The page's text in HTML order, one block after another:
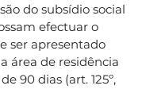
do subsídio social
efectuar o
ser apresentado
área de residência
90 dias (art. 125º,